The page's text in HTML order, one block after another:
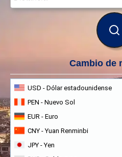
Cambio de
USD - Dólar estadounidense
PEN - Nuevo Sol
EUR - Euro
CNY - Yuan Renminbi
JPY - Yen